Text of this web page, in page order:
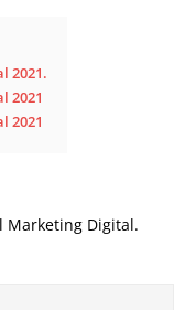
2021.
2021
2021
Marketing Digital.